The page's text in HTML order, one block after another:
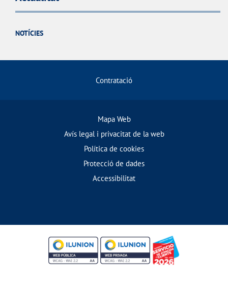
NOTÍCIES
Contratació
Mapa Web
Avís legal i privacitat de la web
Política de cookies
Protecció de dades
Accessibilitat